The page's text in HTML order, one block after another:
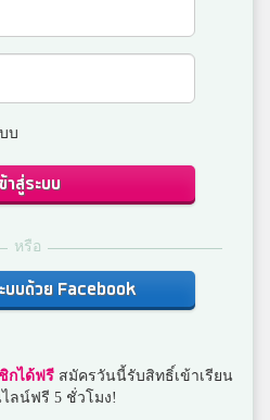
บ
าสู่ระบบ
หรือ
บบด้วย Facebook
กได้ฟรีสมัครวันนี้รับสิทธิ์เข้าเรียน
ลน์ฟรี 5 ชั่วโมง!